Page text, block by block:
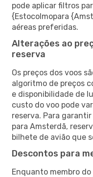
pode aplicar filtros
{Estocolmopara
aéreas preferidas.
Alterações ao
reserva
Os preços dos voos
algoritmo de preços
e disponibilidade de
custo do voo pode
reserva. Para
para Amsterdã,
bilhete de avião que
Descontos para
Enquanto membro do